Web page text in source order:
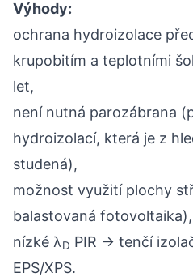
Výhody:
ochrana hydroizolace
krupobitím a teplotními
let,
není nutná parozábrana
hydroizolací, která je z
studená),
možnost využití plochy
balastovaná fotovoltaika),
nízké λD PIR → tenčí
EPS/XPS.